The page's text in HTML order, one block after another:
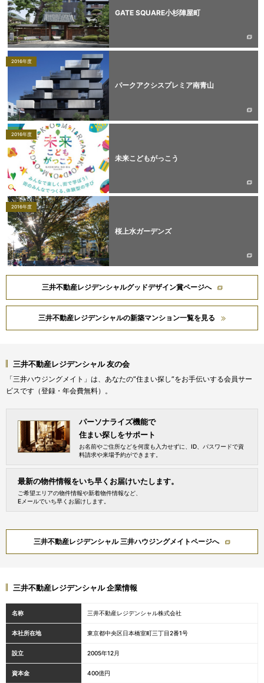
GATE SQUARE小杉陣屋町
2016年度
パークアクシスプレミア南青山
2016年度
未来こどもがっこう
2016年度
桜上水ガーデンズ
三井不動産レジデンシャルグッドデザイン賞ページへ
三井不動産レジデンシャルの新築マンション一覧を見る
三井不動産レジデンシャル 友の会
「三井ハウジングメイト」は、あなたの”住まい探し”をお手伝いする会員サー
ビスです（登録・年会費無料）。
パーソナライズ機能で
住まい探しをサポート
お名前やご住所などを何度も入力せずに、ID、パスワードで資
料請求や来場予約ができます。
最新の物件情報をいち早くお届けいたします。
ご希望エリアの物件情報や新着物件情報など、
Eメールでいち早くお届けします。
三井不動産レジデンシャル 三井ハウジングメイトページへ
三井不動産レジデンシャル 企業情報
名称 三井不動産レジデンシャル株式会社
本社所在地 東京都中央区日本橋室町三丁目2番1号
設立 2005年12月
資本金 400億円